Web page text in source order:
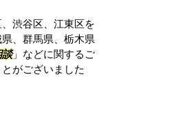
渋谷区、江東区を
、群馬県、栃木県
談」などに関するご
がございました